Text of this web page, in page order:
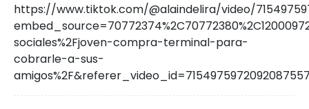
https://www.tiktok.com/@alaindelira/video/
sociales%2Fjoven-compra-terminal-para-
cobrarle-a-sus-